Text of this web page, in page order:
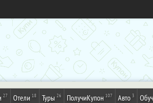
27 Отели 18 Туры 26 ПолучиКупон 107 Авто 3